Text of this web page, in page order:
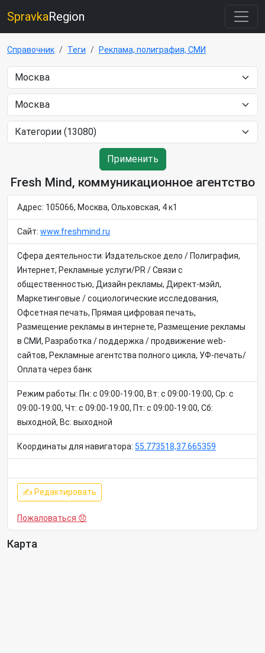
SpravkaRegion
Справочник Теги Реклама, полиграфия, СМИ
Применить
Fresh Mind, коммуникационное агентство
Адрес: 105066, Москва, Ольховская, 4 к1
Сайт: www.freshmind.ru
Сфера деятельности: Издательское дело / Полиграфия,
Интернет, Рекламные услуги/PR / Связи с
общественностью, Дизайн рекламы, Директ-мэйл,
Маркетинговые / социологические исследования,
Офсетная печать, Прямая цифровая печать,
Размещение рекламы в интернете, Размещение рекламы
в СМИ, Разработка / поддержка / продвижение web-
сайтов, Рекламные агентства полного цикла, УФ-печать/
Оплата через банк
Режим работы: Пн: c 09:00-19:00, Вт: c 09:00-19:00, Ср: c
09:00-19:00, Чт: c 09:00-19:00, Пт: c 09:00-19:00, Сб:
выходной, Вс: выходной
Координаты для навигатора: 55.773518,37.665359
✍ Редактировать
Пожаловаться 😞
Карта